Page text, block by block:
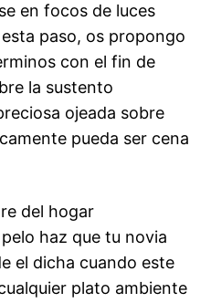
en focos de luces
paso, os propongo
con el fin de
la sustento
ojeada sobre
pueda ser cena
del hogar
haz que tu novia
el dicha cuando este
plato ambiente